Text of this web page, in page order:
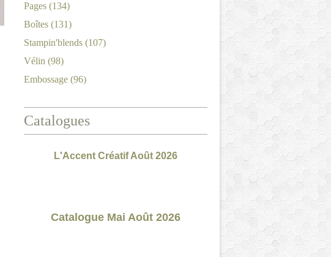
Pages (134)
Boîtes (131)
Stampin'blends (107)
Vélin (98)
Embossage (96)
Catalogues
L'Accent Créatif Août 2026
Catalogue Mai Août 2026